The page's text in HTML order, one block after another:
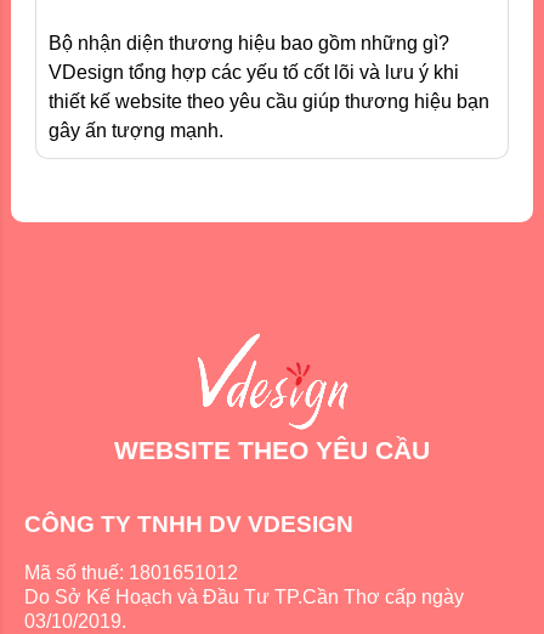
Bộ nhận diện thương hiệu bao gồm những gì?
VDesign tổng hợp các yếu tố cốt lõi và lưu ý khi
thiết kế website theo yêu cầu giúp thương hiệu bạn
gây ấn tượng mạnh.
WEBSITE THEO YÊU CẦU
CÔNG TY TNHH DV VDESIGN
Mã số thuế: 1801651012
Do Sở Kế Hoạch và Đầu Tư TP.Cần Thơ cấp ngày
03/10/2019.